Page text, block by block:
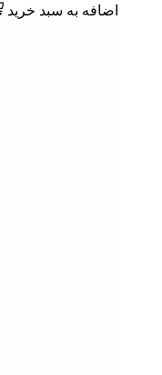
اضافه به سبد خرید